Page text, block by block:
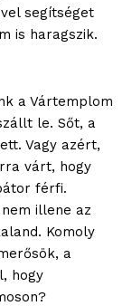
segítséget
is haragszik.
a Vártemplom
le. Sőt, a
Vagy azért,
várt, hogy
férfi.
illene az
Komoly
a
hogy